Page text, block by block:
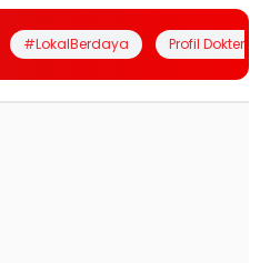
#LokalBerdaya Profil Dokter